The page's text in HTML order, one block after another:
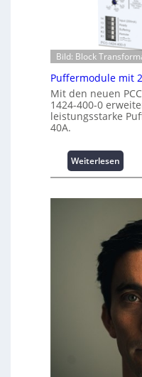
h
e
n
z
e
n
t
r
e
r
i
m
p
w
k
z
g
e
v
e
s
t
i
t
o
n
i
c
h
e
h
e
a
u
Bild: Block
Puffermodule mit
Mit den neuen
1424-400-0
leistungsstarke
40A.
Weiterlesen:
P
f
e
m
u
l
e
i